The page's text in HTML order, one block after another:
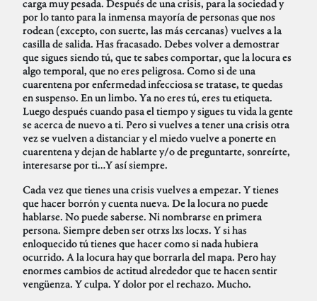
carga muy pesada. Después de una crisis, para la sociedad y
por lo tanto para la inmensa mayoría de personas que nos
rodean (excepto, con suerte, las más cercanas) vuelves a la
casilla de salida. Has fracasado. Debes volver a demostrar
que sigues siendo tú, que te sabes comportar, que la locura es
algo temporal, que no eres peligrosa. Como si de una
cuarentena por enfermedad infecciosa se tratase, te quedas
en suspenso. En un limbo. Ya no eres tú, eres tu etiqueta.
Luego después cuando pasa el tiempo y sigues tu vida la gente
se acerca de nuevo a ti. Pero si vuelves a tener una crisis otra
vez se vuelven a distanciar y el miedo vuelve a ponerte en
cuarentena y dejan de hablarte y/o de preguntarte, sonreírte,
interesarse por ti…Y así siempre.
Cada vez que tienes una crisis vuelves a empezar. Y tienes
que hacer borrón y cuenta nueva. De la locura no puede
hablarse. No puede saberse. Ni nombrarse en primera
persona. Siempre deben ser otrxs lxs locxs. Y si has
enloquecido tú tienes que hacer como si nada hubiera
ocurrido. A la locura hay que borrarla del mapa. Pero hay
enormes cambios de actitud alrededor que te hacen sentir
vengüenza. Y culpa. Y dolor por el rechazo. Mucho.